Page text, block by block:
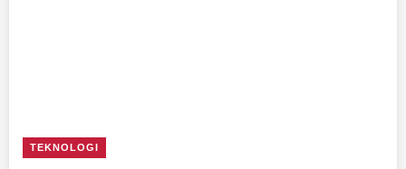
TEKNOLOGI